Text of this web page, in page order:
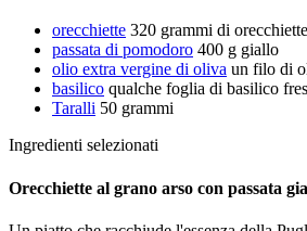
orecchiette 320 grammi di
passata di pomodoro 400 g giallo
olio extra vergine di oliva un filo di
basilico qualche foglia di basilico
Taralli 50 grammi
Ingredienti selezionati
Orecchiette al grano arso con passata